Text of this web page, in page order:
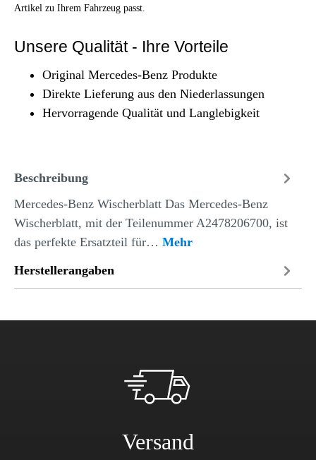
Artikel zu Ihrem Fahrzeug passt.
Unsere Qualität - Ihre Vorteile
Original Mercedes-Benz Produkte
Direkte Lieferung aus den Niederlassungen
Hervorragende Qualität und Langlebigkeit
Beschreibung
Mercedes-Benz Wischerblatt Das Mercedes-Benz
Wischerblatt, mit der Teilenummer A2478206700, ist
das perfekte Ersatzteil für… Mehr
Herstellerangaben
Versand